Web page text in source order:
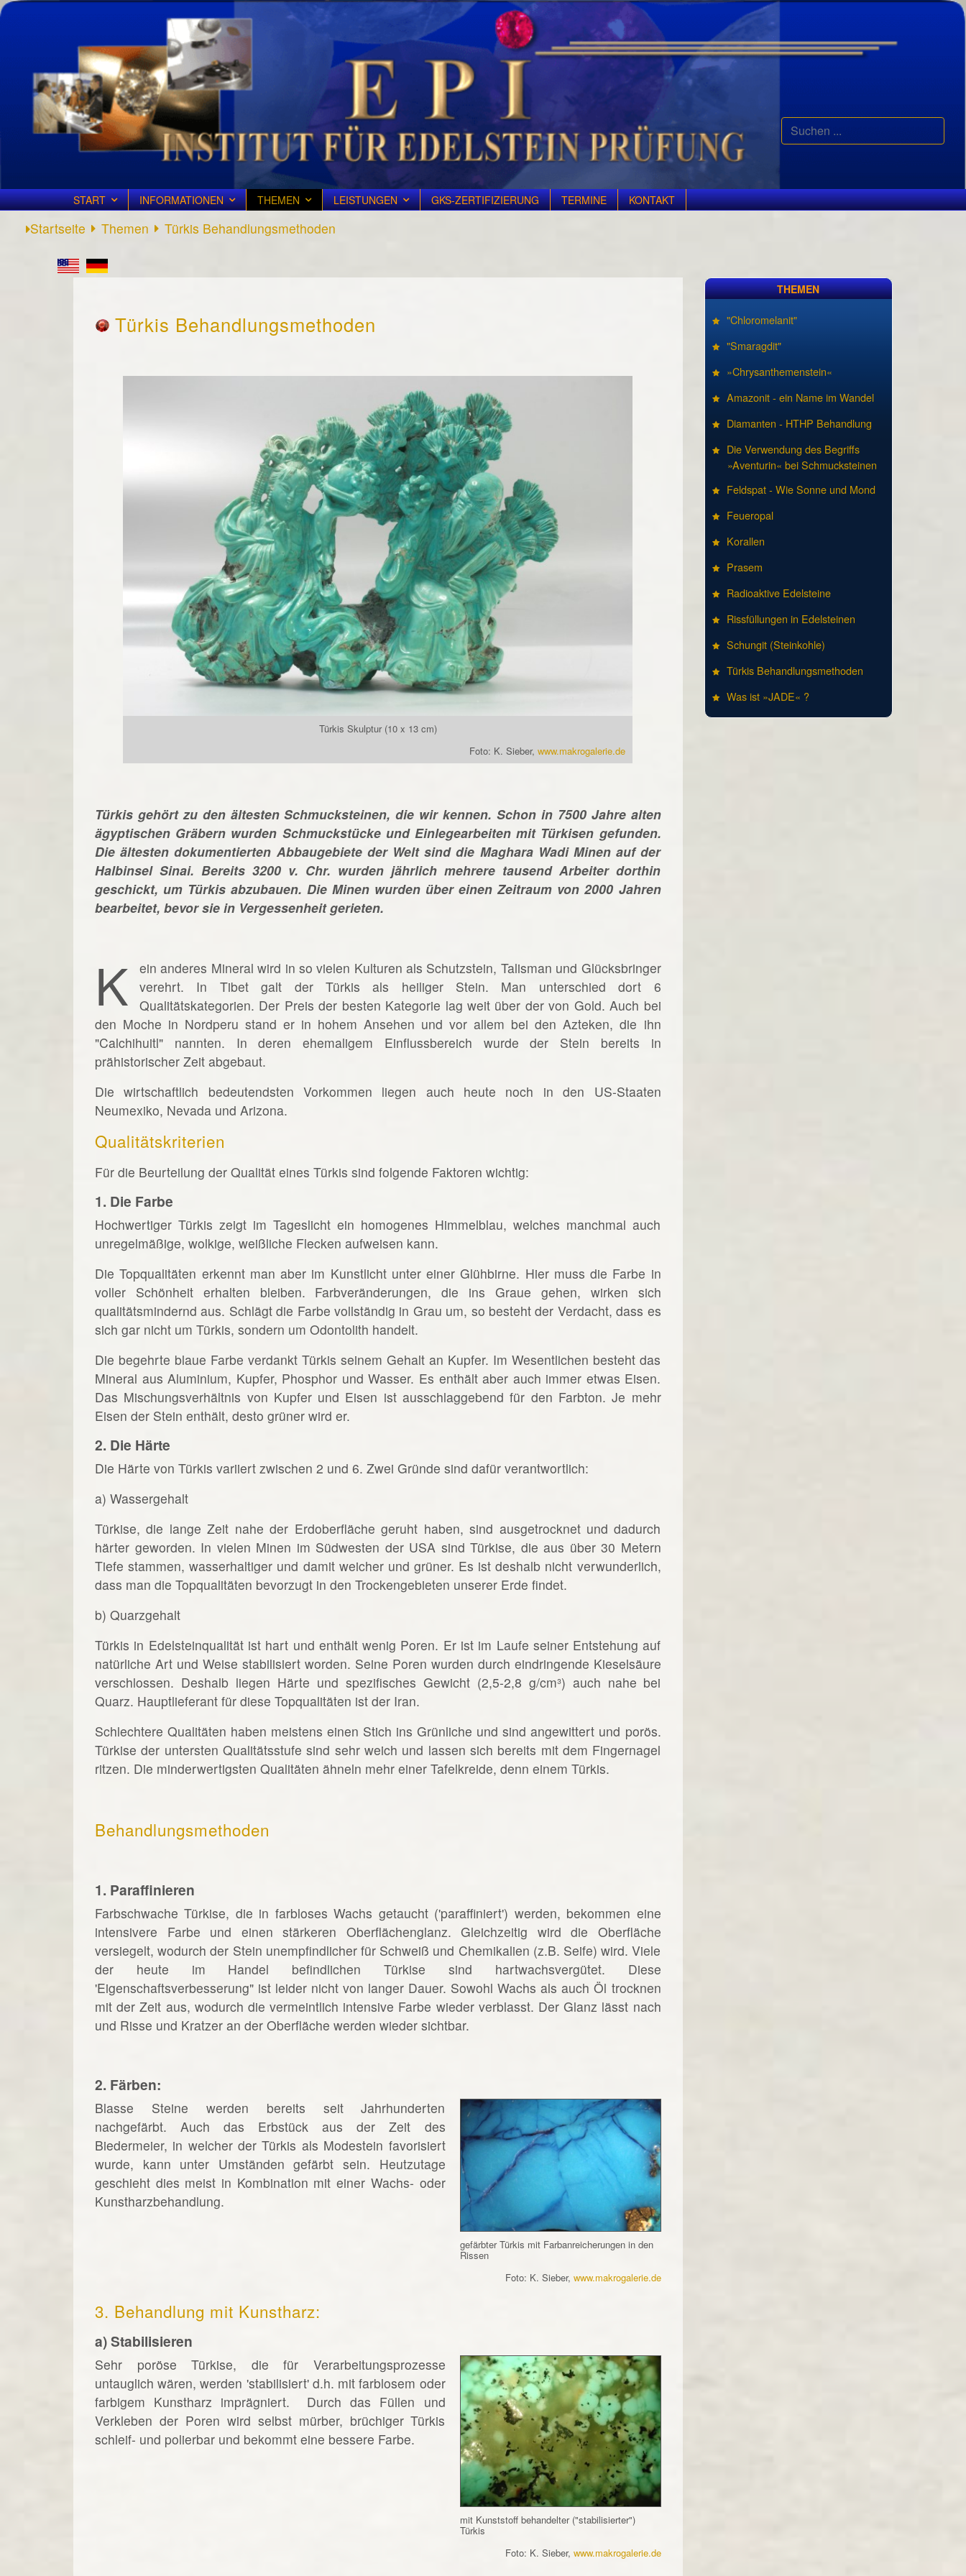
Suchen
...
START INFORMATIONEN THEMEN LEISTUNGEN GKS-ZERTIFIZIERUNG TERMINE KONTAKT
Startseite Themen Türkis Behandlungsmethoden
Türkis Behandlungsmethoden
Türkis Skulptur (10 x 13 cm)
Foto: K. Sieber,www.makrogalerie.de
Türkis gehört zu den ältesten Schmucksteinen, die wir kennen. Schon in 7500 Jahre alten
ägyptischen Gräbern wurden Schmuckstücke und Einlegearbeiten mit Türkisen gefunden.
Die ältesten dokumentierten Abbaugebiete der Welt sind die Maghara Wadi Minen auf der
Halbinsel Sinai. Bereits 3200 v. Chr. wurden jährlich mehrere tausend Arbeiter dorthin
geschickt, um Türkis abzubauen. Die Minen wurden über einen Zeitraum von 2000 Jahren
bearbeitet, bevor sie in Vergessenheit gerieten.
K
ein anderes Mineral wird in so vielen Kulturen als Schutzstein, Talisman und Glücksbringer
verehrt. In Tibet galt der Türkis als heiliger Stein. Man unterschied dort 6
Qualitätskategorien. Der Preis der besten Kategorie lag weit über der von Gold. Auch bei
den Moche in Nordperu stand er in hohem Ansehen und vor allem bei den Azteken, die ihn
"Calchihuitl" nannten. In deren ehemaligem Einflussbereich wurde der Stein bereits in
prähistorischer Zeit abgebaut.
Die wirtschaftlich bedeutendsten Vorkommen liegen auch heute noch in den US-Staaten
Neumexiko, Nevada und Arizona.
Qualitätskriterien
Für die Beurteilung der Qualität eines Türkis sind folgende Faktoren wichtig:
1. Die Farbe
Hochwertiger Türkis zeigt im Tageslicht ein homogenes Himmelblau, welches manchmal auch
unregelmäßige, wolkige, weißliche Flecken aufweisen kann.
Die Topqualitäten erkennt man aber im Kunstlicht unter einer Glühbirne. Hier muss die Farbe in
voller Schönheit erhalten bleiben. Farbveränderungen, die ins Graue gehen, wirken sich
qualitätsmindernd aus. Schlägt die Farbe vollständig in Grau um, so besteht der Verdacht, dass es
sich gar nicht um Türkis, sondern um Odontolith handelt.
Die begehrte blaue Farbe verdankt Türkis seinem Gehalt an Kupfer. Im Wesentlichen besteht das
Mineral aus Aluminium, Kupfer, Phosphor und Wasser. Es enthält aber auch immer etwas Eisen.
Das Mischungsverhältnis von Kupfer und Eisen ist ausschlaggebend für den Farbton. Je mehr
Eisen der Stein enthält, desto grüner wird er.
2. Die Härte
Die Härte von Türkis variiert zwischen 2 und 6. Zwei Gründe sind dafür verantwortlich:
a) Wassergehalt
Türkise, die lange Zeit nahe der Erdoberfläche geruht haben, sind ausgetrocknet und dadurch
härter geworden. In vielen Minen im Südwesten der USA sind Türkise, die aus über 30 Metern
Tiefe stammen, wasserhaltiger und damit weicher und grüner. Es ist deshalb nicht verwunderlich,
dass man die Topqualitäten bevorzugt in den Trockengebieten unserer Erde findet.
b) Quarzgehalt
Türkis in Edelsteinqualität ist hart und enthält wenig Poren. Er ist im Laufe seiner Entstehung auf
natürliche Art und Weise stabilisiert worden. Seine Poren wurden durch eindringende Kieselsäure
verschlossen. Deshalb liegen Härte und spezifisches Gewicht (2,5-2,8 g/cm³) auch nahe bei
Quarz. Hauptlieferant für diese Topqualitäten ist der Iran.
Schlechtere Qualitäten haben meistens einen Stich ins Grünliche und sind angewittert und porös.
Türkise der untersten Qualitätsstufe sind sehr weich und lassen sich bereits mit dem Fingernagel
ritzen. Die minderwertigsten Qualitäten ähneln mehr einer Tafelkreide, denn einem Türkis.
Behandlungsmethoden
1. Paraffinieren
Farbschwache Türkise, die in farbloses Wachs getaucht ('paraffiniert') werden, bekommen eine
intensivere Farbe und einen stärkeren Oberflächenglanz. Gleichzeitig wird die Oberfläche
versiegelt, wodurch der Stein unempfindlicher für Schweiß und Chemikalien (z.B. Seife) wird. Viele
der heute im Handel befindlichen Türkise sind hartwachsvergütet. Diese
'Eigenschaftsverbesserung" ist leider nicht von langer Dauer. Sowohl Wachs als auch Öl trocknen
mit der Zeit aus, wodurch die vermeintlich intensive Farbe wieder verblasst. Der Glanz lässt nach
und Risse und Kratzer an der Oberfläche werden wieder sichtbar.
2. Färben:
gefärbter Türkis mit Farbanreicherungen in den
Rissen
Foto: K. Sieber, www.makrogalerie.de
Blasse Steine werden bereits seit Jahrhunderten
nachgefärbt. Auch das Erbstück aus der Zeit des
Biedermeier, in welcher der Türkis als Modestein favorisiert
wurde, kann unter Umständen gefärbt sein. Heutzutage
geschieht dies meist in Kombination mit einer Wachs- oder
Kunstharzbehandlung.
3. Behandlung mit Kunstharz:
a) Stabilisieren
mit Kunststoff behandelter ("stabilisierter")
Türkis
Foto: K. Sieber, www.makrogalerie.de
Sehr poröse Türkise, die für Verarbeitungsprozesse
untauglich wären, werden 'stabilisiert' d.h. mit farblosem oder
farbigem Kunstharz imprägniert. Durch das Füllen und
Verkleben der Poren wird selbst mürber, brüchiger Türkis
schleif- und polierbar und bekommt eine bessere Farbe.
THEMEN
"Chloromelanit"
"Smaragdit"
»Chrysanthemenstein«
Amazonit - ein Name im Wandel
Diamanten - HTHP Behandlung
Die Verwendung des Begriffs
»Aventurin« bei Schmucksteinen
Feldspat - Wie Sonne und Mond
Feueropal
Korallen
Prasem
Radioaktive Edelsteine
Rissfüllungen in Edelsteinen
Schungit (Steinkohle)
Türkis Behandlungsmethoden
Was ist »JADE« ?